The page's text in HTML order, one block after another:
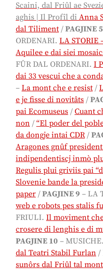
Scaini, dal Friûl ae
aghis | Il Profîl di Anna
dal Tiliment / PAGJINE 5
ORDENARI. LA STORIE
Aquilee e dai siei
FÛR DAL ORDENARI. I
dai 33 vescui che a
– La mont che e resist /
e je fisse di novitâts /
pai Ecomuseus / Cuant
non / “El poder del
da dongje intai CDR/
Aragones gnûf
indipendentiscj inmò
Regulis plui griviis pai
Slovenie bande la
paper / PAGJINE 9 – LA
web e robots pes stalis
FRIULI. Il moviment
crosere di lenghis e di
PAGJINE 10 – MUSICHE.
dal Teatri Stabil Furlan /
sunôrs dal Friûl tal mont